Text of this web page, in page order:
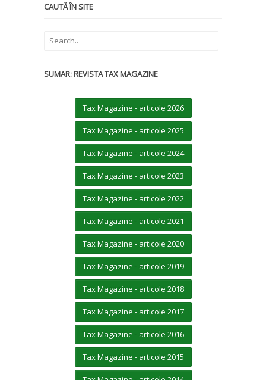
CAUTĂ ÎN SITE
SUMAR: REVISTA TAX MAGAZINE
Tax Magazine - articole 2026
Tax Magazine - articole 2025
Tax Magazine - articole 2024
Tax Magazine - articole 2023
Tax Magazine - articole 2022
Tax Magazine - articole 2021
Tax Magazine - articole 2020
Tax Magazine - articole 2019
Tax Magazine - articole 2018
Tax Magazine - articole 2017
Tax Magazine - articole 2016
Tax Magazine - articole 2015